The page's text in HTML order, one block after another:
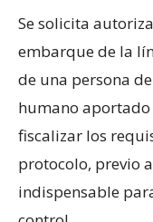
Se solicita
embarque de la
de una persona
humano
fiscalizar los
protocolo, previo
indispensable